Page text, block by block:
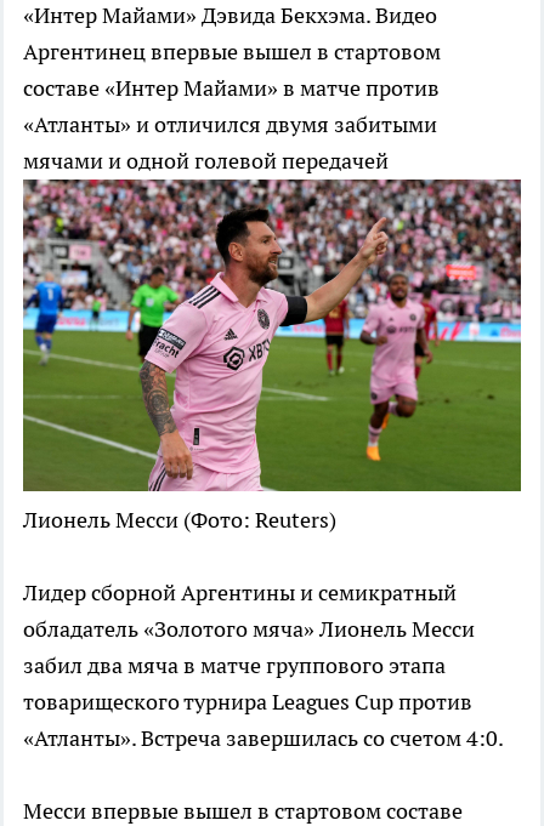
«Интер Майами» Дэвида Бекхэма. Видео
Аргентинец впервые вышел в стартовом
составе «Интер Майами» в матче против
«Атланты» и отличился двумя забитыми
мячами и одной голевой передачей
Лионель Месси (Фото: Reuters)
Лидер сборной Аргентины и семикратный
обладатель «Золотого мяча» Лионель Месси
забил два мяча в матче группового этапа
товарищеского турнира Leagues Cup против
«Атланты». Встреча завершилась со счетом 4:0.
Месси впервые вышел в стартовом составе